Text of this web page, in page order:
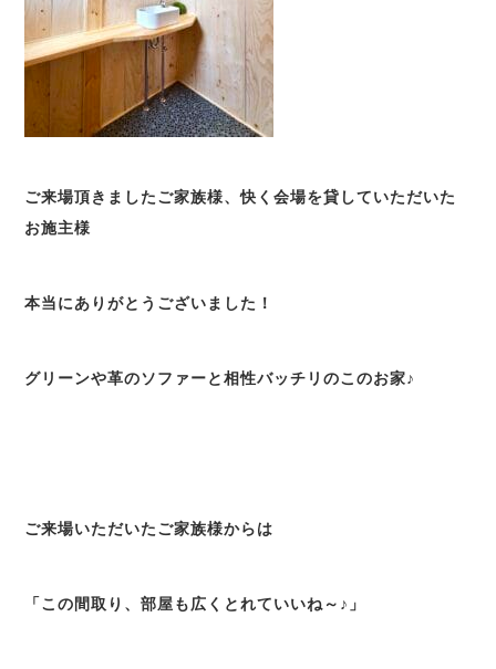
ご来場頂きましたご家族様、快く会場を貸していただいた
お施主様
本当にありがとうございました！
グリーンや革のソファーと相性バッチリのこのお家♪
ご来場いただいたご家族様からは
「この間取り、部屋も広くとれていいね～♪」